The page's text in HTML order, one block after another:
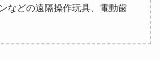
などの遠隔操作玩具、電動歯